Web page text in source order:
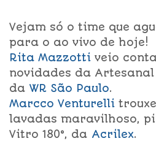
Vejam só o time que
para o ao vivo de hoje!
Rita Mazzotti veio
novidades da
da WR São Paulo.
Marcco Venturelli
lavadas maravilhoso,
Vitro 180°, da Acrilex.